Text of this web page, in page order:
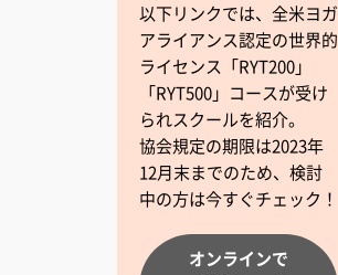
以下リンクでは、全米ヨガ
アライアンス認定の世界的
ライセンス「RYT200」
「RYT500」コースが受け
られスクールを紹介。
協会規定の期限は2023年
12月末までのため、検討
中の方は今すぐチェック！
オンラインで